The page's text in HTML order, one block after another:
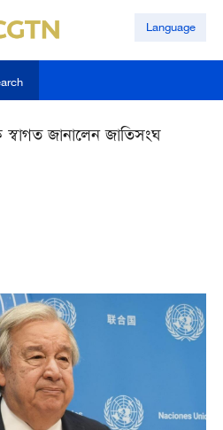
Language
স্বাগত জানালেন জাতিসংঘ